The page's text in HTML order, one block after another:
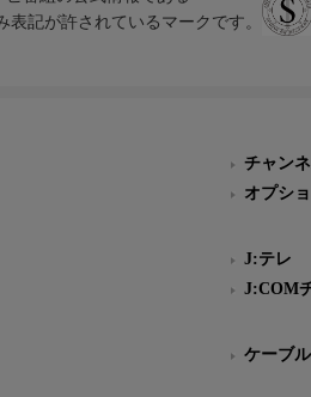
表記が許されているマークです。
チャン
オプシ
J:テレ
J:COM
ケーブ